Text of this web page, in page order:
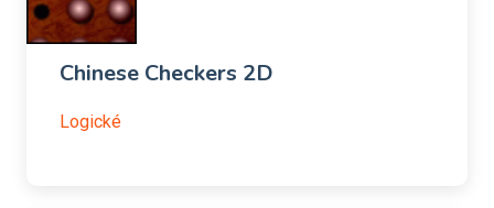
Chinese Checkers 2D
Logické